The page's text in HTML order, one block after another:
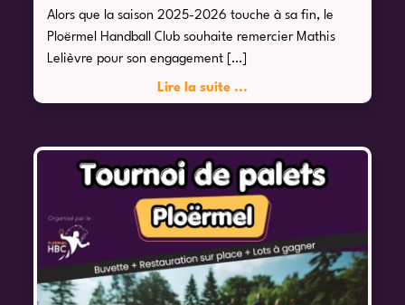
Alors que la saison 2025-2026 touche à sa fin, le
Ploërmel Handball Club souhaite remercier Mathis
Lelièvre pour son engagement […]
Lire la suite ...